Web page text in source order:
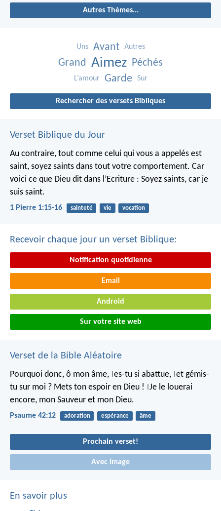
Autres Thèmes...
Uns Avant Autres
Grand Aimez Péchés
L’amour Garde Sur
Rechercher des versets Bibliques
Verset Biblique du Jour
Au contraire, tout comme celui qui vous a appelés est
saint, soyez saints dans tout votre comportement. Car
voici ce que Dieu dit dans l’Ecriture : Soyez saints, car je
suis saint.
1 Pierre 1:15-16 sainteté vie vocation
Recevoir chaque jour un verset Biblique:
Notification quotidienne
Email
Android
Sur votre site web
Verset de la Bible Aléatoire
Pourquoi donc, ô mon âme, es-tu si abattue, et gémis-
tu sur moi ? Mets ton espoir en Dieu !
Je le louerai
encore, mon Sauveur et mon Dieu.
Psaume 42:12 adoration espérance âme
Prochain verset!
Avec Image
En savoir plus